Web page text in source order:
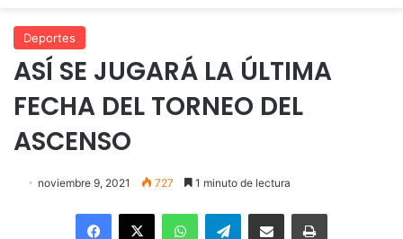
Deportes
ASÍ SE JUGARÁ LA ÚLTIMA
FECHA DEL TORNEO DEL
ASCENSO
noviembre 9, 2021 727 1 minuto de lectura
Facebook
X WhatsAppTelegramEnviar vía email Imprimir